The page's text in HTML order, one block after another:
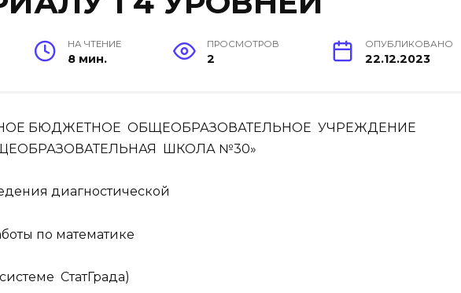
НА ЧТЕНИЕ
8 мин.
ПРОСМОТРОВ
2
ОПУБЛИКОВАНО
22.12.2023
БЮДЖЕТНОЕ ОБЩЕОБРАЗОВАТЕЛЬНОЕ УЧРЕЖДЕНИЕ
ШКОЛА №30»
диагностической
по математике
СтатГрада)